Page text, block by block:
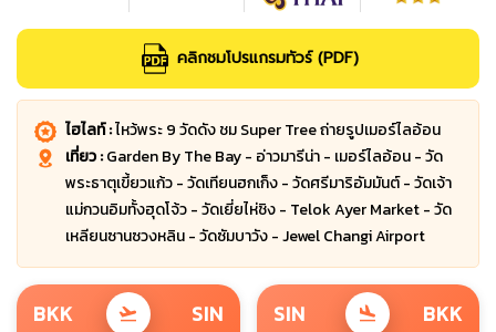
คลิกชมโปรแกรมทัวร์ (PDF)
ไฮไลท์ :ไหว้พระ 9 วัดดัง ชม Super Tree ถ่ายรูปเมอร์ไลอ้อน
เที่ยว :Garden By The Bay - อ่าวมารีน่า - เมอร์ไลอ้อน - วัด
พระธาตุเขี้ยวแก้ว - วัดเทียนฮกเก็ง - วัดศรีมาริอัมมันต์ - วัดเจ้า
แม่กวนอิมทั้งฮุดโจ้ว - วัดเยี่ยไห่ชิง - Telok Ayer Market - วัด
เหลียนซานซวงหลิน - วัดซัมบาวัง - Jewel Changi Airport
BKK flight_takeoff SIN SIN flight_land BKK